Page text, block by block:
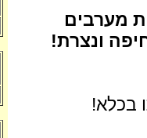
מערבים
ונצרת!
בכלא!